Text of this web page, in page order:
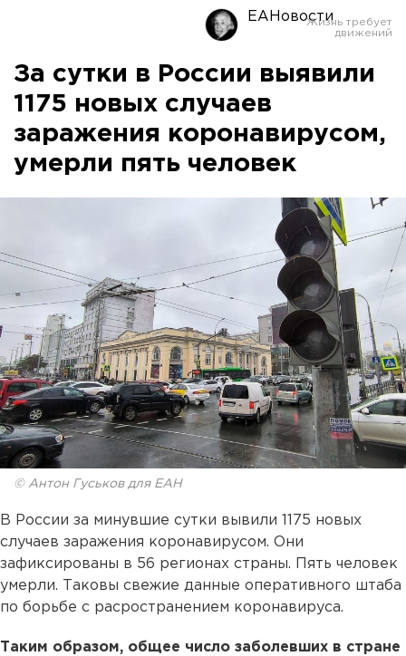
ЕАНовости
За сутки в России выявили
1175 новых случаев
заражения коронавирусом,
умерли пять человек
© Антон Гуськов для ЕАН
В России за минувшие сутки вывили 1175 новых
случаев заражения коронавирусом. Они
зафиксированы в 56 регионах страны. Пять человек
умерли. Таковы свежие данные оперативного штаба
по борьбе с расространением коронавируса.
Таким образом, общее число заболевших в стране